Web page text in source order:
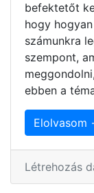
befektetőt
hogy
számunkra
szempont,
ebben a
Elolvasom
Létrehozás